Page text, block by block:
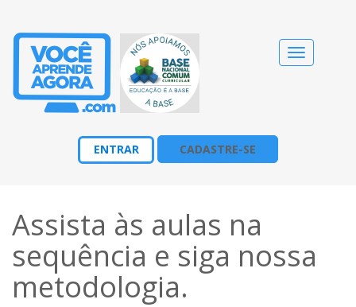
Alternar
navegação
ENTRAR CADASTRE-SE
Assista às aulas na
sequência e siga nossa
metodologia.